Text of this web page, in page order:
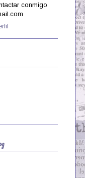
conmigo